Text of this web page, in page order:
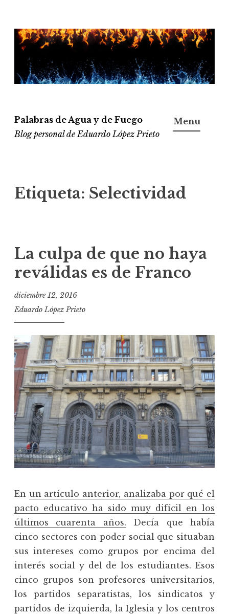
Ir
al
contenido
Palabras de Agua y de Fuego
Blog personal de Eduardo López Prieto
Menu
Etiqueta: Selectividad
La culpa de que no haya
reválidas es de Franco
diciembre 12, 2016
Eduardo López Prieto
En un artículo anterior, analizaba por qué el
pacto educativo ha sido muy difícil en los
últimos cuarenta años. Decía que había
cinco sectores con poder social que situaban
sus intereses como grupos por encima del
interés social y del de los estudiantes. Esos
cinco grupos son profesores universitarios,
los partidos separatistas, los sindicatos y
partidos de izquierda, la Iglesia y los centros